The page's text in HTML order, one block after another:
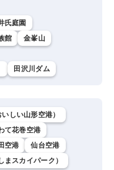
氏庭園
館
金峯山
田沢川ダム
しい山形空港）
て花巻空港
空港
仙台空港
スカイパーク）